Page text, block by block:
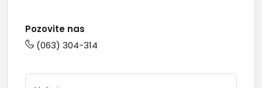
Pozovite nas
(063) 304-314